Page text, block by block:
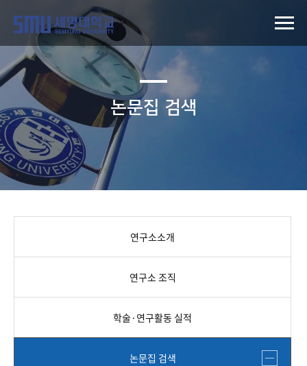
논문집 검색
연구소소개
연구소 조직
학술·연구활동 실적
논문집 검색